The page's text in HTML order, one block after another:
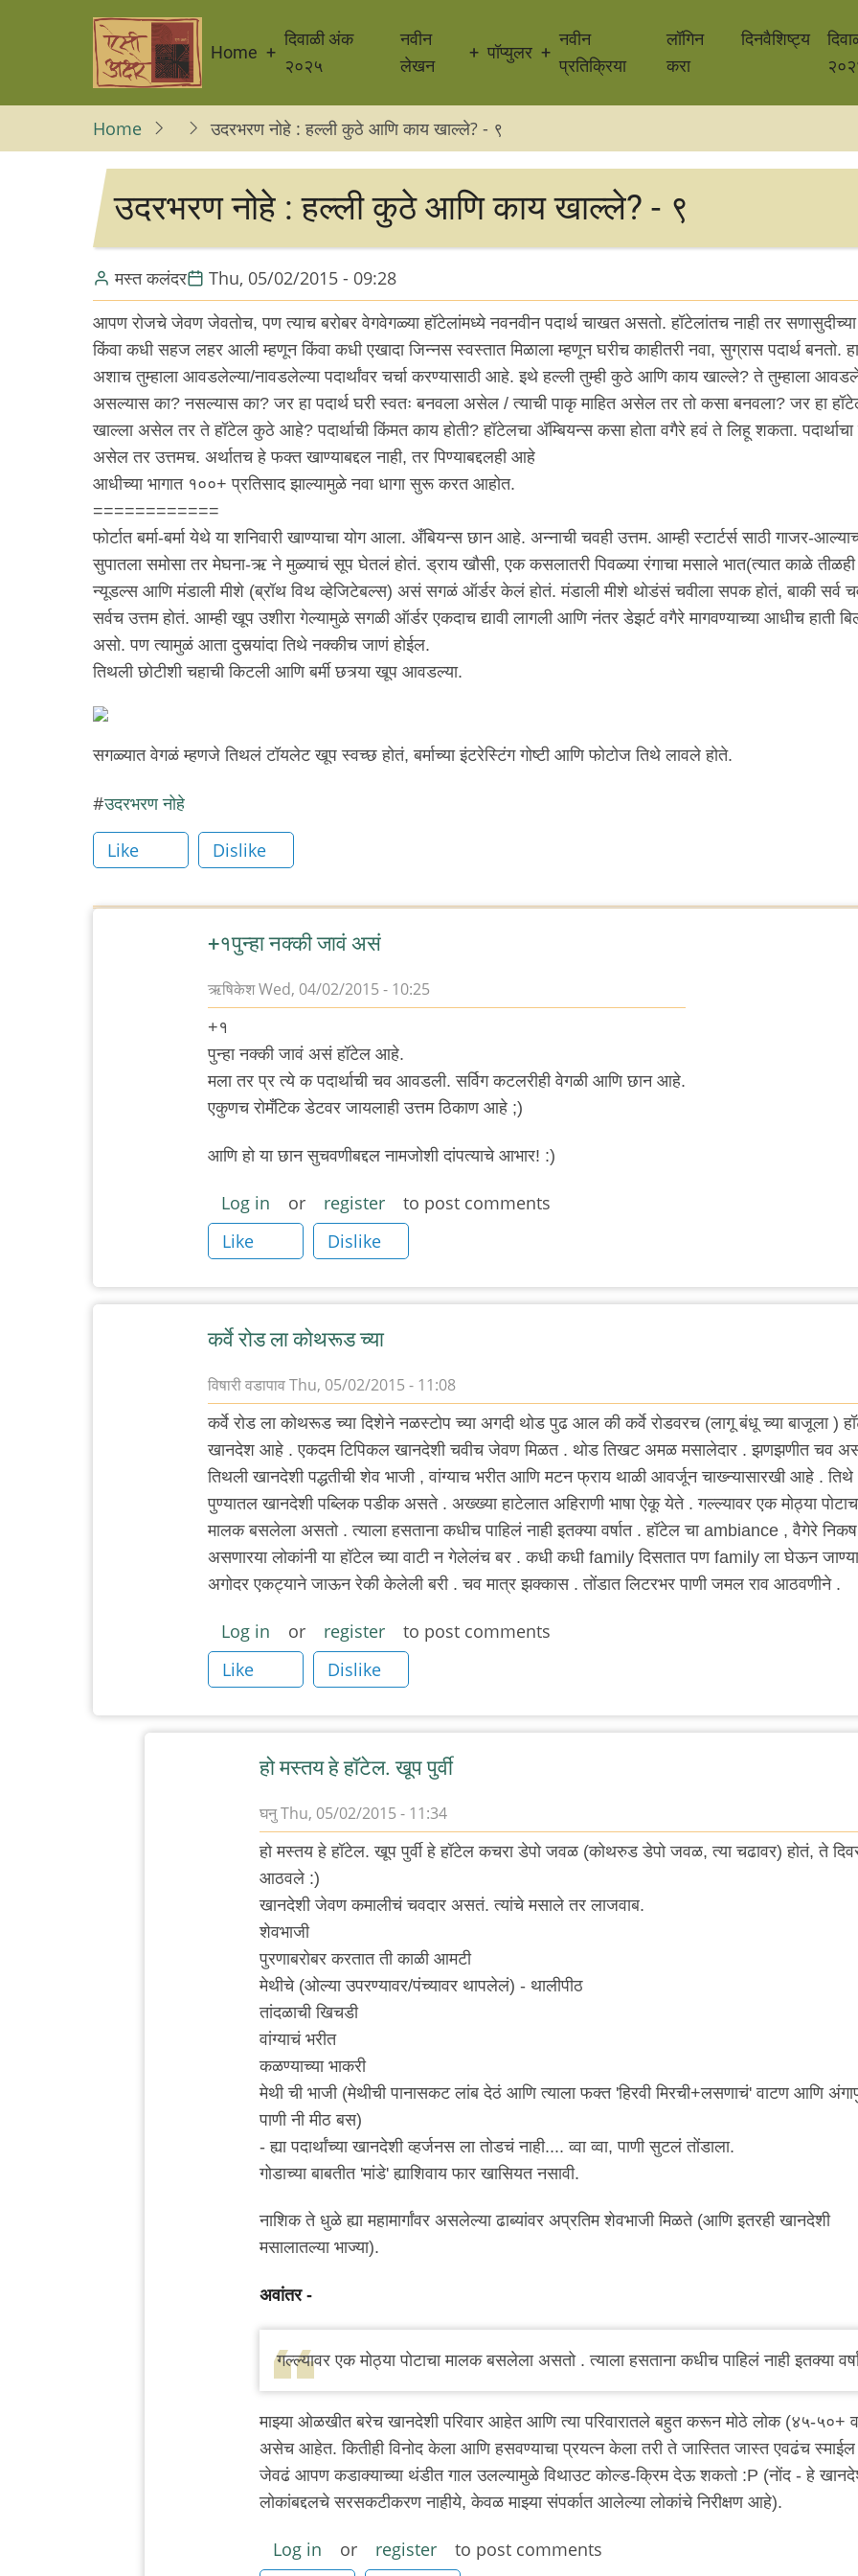
navigation
Home
दिवाळी अंक
२०२५
नवीन
लेखन
पॉप्युलर
नवीन
प्रतिक्रिया
लॉगिन
करा
दिनवैशिष्ट्य
Home उदरभरण नोहे : हल्ली कुठे आणि काय खाल्ले? - ९
उदरभरण नोहे : हल्ली कुठे आणि काय खाल्ले? - ९
मस्त कलंदर Thu, 05/02/2015 - 09:28
आपण रोजचे जेवण जेवतोच, पण त्याच बरोबर वेगवेगळ्या हॉटेलांमध्ये नवनवीन पदार्थ चाखत असतो. हॉटेलांतच नाही तर सणासुदीच्या
किंवा कधी सहज लहर आली म्हणून किंवा कधी एखादा जिन्नस स्वस्तात मिळाला म्हणून घरीच काहीतरी नवा, सुग्रास पदार्थ बनतो. हा
अशाच तुम्हाला आवडलेल्या/नावडलेल्या पदार्थांवर चर्चा करण्यासाठी आहे. इथे हल्ली तुम्ही कुठे आणि काय खाल्ले? ते तुम्हाला
असल्यास का? नसल्यास का? जर हा पदार्थ घरी स्वतः बनवला असेल / त्याची पाकृ माहित असेल तर तो कसा बनवला? जर हा
खाल्ला असेल तर ते हॉटेल कुठे आहे? पदार्थाची किंमत काय होती? हॉटेलचा अ‍ॅम्बियन्स कसा होता वगैरे हवं ते लिहू शकता. पदार्थाचा
असेल तर उत्तमच. अर्थातच हे फक्त खाण्याबद्दल नाही, तर पिण्याबद्दलही आहे
आधीच्या भागात १००+ प्रतिसाद झाल्यामुळे नवा धागा सुरू करत आहोत.
============
फोर्टात बर्मा-बर्मा येथे या शनिवारी खाण्याचा योग आला. अँबियन्स छान आहे. अन्नाची चवही उत्तम. आम्ही स्टार्टर्स साठी गाजर-
सुपातला समोसा तर मेघना-ऋ ने मुळ्याचं सूप घेतलं होतं. ड्राय खौसी, एक कसलातरी पिवळ्या रंगाचा मसाले भात(त्यात काळे तीळही
न्यूडल्स आणि मंडाली मीशे (ब्रॉथ विथ व्हेजिटेबल्स) असं सगळं ऑर्डर केलं होतं. मंडाली मीशे थोडंसं चवीला सपक होतं, बाकी सर्व
सर्वच उत्तम होतं. आम्ही खूप उशीरा गेल्यामुळे सगळी ऑर्डर एकदाच द्यावी लागली आणि नंतर डेझर्ट वगैरे मागवण्याच्या आधीच हाती
असो. पण त्यामुळं आता दुसर्‍यांदा तिथे नक्कीच जाणं होईल.
तिथली छोटीशी चहाची किटली आणि बर्मी छत्र्या खूप आवडल्या.
सगळ्यात वेगळं म्हणजे तिथलं टॉयलेट खूप स्वच्छ होतं, बर्माच्या इंटरेस्टिंग गोष्टी आणि फोटोज तिथे लावले होते.
उदरभरण नोहे
Like Dislike
+१पुन्हा नक्की जावं असं
ऋषिकेशWed, 04/02/2015 - 10:25
+१
पुन्हा नक्की जावं असं हॉटेल आहे.
मला तर प्र त्ये क पदार्थाची चव आवडली. सर्विग कटलरीही वेगळी आणि छान आहे.
एकुणच रोमँटिक डेटवर जायलाही उत्तम ठिकाण आहे ;)
आणि हो या छान सुचवणीबद्दल नामजोशी दांपत्याचे आभार! :)
Log in or register
to post comments
Like
Dislike
कर्वे रोड ला कोथरूड च्या
विषारी वडापावThu, 05/02/2015 - 11:08
कर्वे रोड ला कोथरूड च्या दिशेने नळस्टोप च्या अगदी थोड पुढ आल की कर्वे रोडवरच (लागू बंधू च्या बाजूला )
खानदेश आहे . एकदम टिपिकल खानदेशी चवीच जेवण मिळत . थोड तिखट अमळ मसालेदार . झणझणीत चव
तिथली खानदेशी पद्धतीची शेव भाजी , वांग्याच भरीत आणि मटन फ्राय थाळी आवर्जून चाख्न्यासारखी आहे . तिथे
पुण्यातल खानदेशी पब्लिक पडीक असते . अख्ख्या हाटेलात अहिराणी भाषा ऐकू येते . गल्ल्यावर एक मोठ्या
मालक बसलेला असतो . त्याला हसताना कधीच पाहिलं नाही इतक्या वर्षात . हॉटेल चा ambiance , वैगेरे निकष
असणारया लोकांनी या हॉटेल च्या वाटी न गेलेलंच बर . कधी कधी family दिसतात पण family ला घेऊन जाण्या
अगोदर एकट्याने जाऊन रेकी केलेली बरी . चव मात्र झक्कास . तोंडात लिटरभर पाणी जमल राव आठवणीने .
Log in or register
to post comments
Like
Dislike
हो मस्तय हे हॉटेल. खूप पुर्वी
घनुThu, 05/02/2015 - 11:34
In
reply
कर्वे
ला
कोथरूड
च्या
विषारी
वडापाव
हो मस्तय हे हॉटेल. खूप पुर्वी हे हॉटेल कचरा डेपो जवळ (कोथरुड डेपो जवळ, त्या चढावर) होतं, ते
आठवले :)
खानदेशी जेवण कमालीचं चवदार असतं. त्यांचे मसाले तर लाजवाब.
शेवभाजी
पुरणाबरोबर करतात ती काळी आमटी
मेथीचे (ओल्या उपरण्यावर/पंच्यावर थापलेलं) - थालीपीठ
तांदळाची खिचडी
वांग्याचं भरीत
कळण्याच्या भाकरी
मेथी ची भाजी (मेथीची पानासकट लांब देठं आणि त्याला फक्त 'हिरवी मिरची+लसणाचं' वाटण आणि
पाणी नी मीठ बस)
- ह्या पदार्थांच्या खानदेशी व्हर्जनस ला तोडचं नाही.... व्वा व्वा, पाणी सुटलं तोंडाला.
गोडाच्या बाबतीत 'मांडे' ह्याशिवाय फार खासियत नसावी.
नाशिक ते धुळे ह्या महामार्गांवर असलेल्या ढाब्यांवर अप्रतिम शेवभाजी मिळते (आणि इतरही खानदेशी
मसालातल्या भाज्या).
अवांतर -
गल्ल्यावर एक मोठ्या पोटाचा मालक बसलेला असतो . त्याला हसताना कधीच पाहिलं नाही इतक्या
माझ्या ओळखीत बरेच खानदेशी परिवार आहेत आणि त्या परिवारातले बहुत करून मोठे लोक (४५-५०+
असेच आहेत. कितीही विनोद केला आणि हसवण्याचा प्रयत्न केला तरी ते जास्तित जास्त एवढंच स्माईल
जेवढं आपण कडाक्याच्या थंडीत गाल उलल्यामुळे विथाउट कोल्ड-क्रिम देऊ शकतो :P (नोंद - हे
लोकांबद्दलचे सरसकटीकरण नाहीये, केवळ माझ्या संपर्कात आलेल्या लोकांचे निरीक्षण आहे).
Log in or register
to post comments